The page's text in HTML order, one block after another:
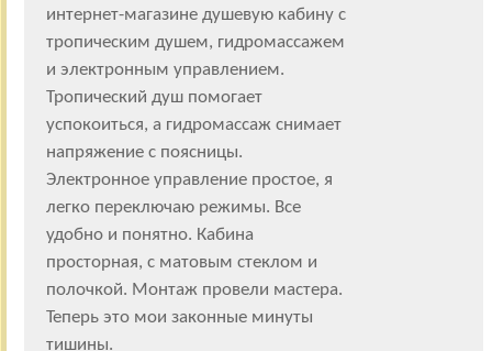
интернет-магазине душевую кабину с
тропическим душем, гидромассажем
и электронным управлением.
Тропический душ помогает
успокоиться, а гидромассаж снимает
напряжение с поясницы.
Электронное управление простое, я
легко переключаю режимы. Все
удобно и понятно. Кабина
просторная, с матовым стеклом и
полочкой. Монтаж провели мастера.
Теперь это мои законные минуты
тишины.